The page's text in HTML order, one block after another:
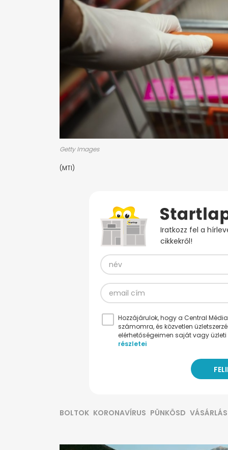
Getty Images
(MTI)
Iratkozz fel a
cikkekről!
Hozzájárulok, hogy a Central
számomra, és közvetlen
elérhetőségeimen saját vagy
részletei
BOLTOK KORONAVÍRUS PÜNKÖSD VÁSÁRLÁS